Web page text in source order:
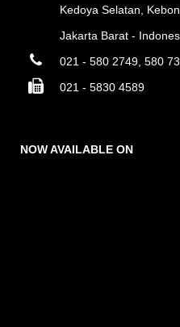
Kedoya Selatan,
Jakarta Barat -
021 - 580 2749, 580
021 - 5830 4589
NOW AVAILABLE ON